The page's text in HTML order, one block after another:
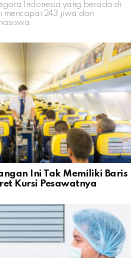
Indonesia yang berada di
mencapai 243 jiwa dan
Ini Tak Memiliki Baris
Kursi Pesawatnya